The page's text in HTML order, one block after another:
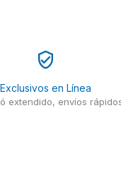
Exclusivos en Línea
extendido, envíos